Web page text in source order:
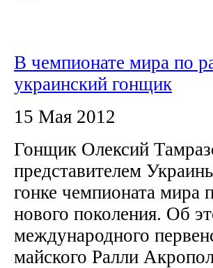
В чемпионате мира по
украинский гонщик
15 Мая 2012
Гонщик Олексий
представителем
гонке чемпионата
нового поколения. Об
международного
майского Ралли